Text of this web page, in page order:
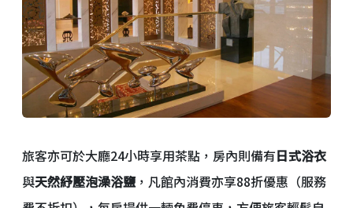
旅客亦可於大廳24小時享用茶點，房內則備有日式浴衣
與天然紓壓泡澡浴鹽 ，凡館內消費亦享88折優惠（服務